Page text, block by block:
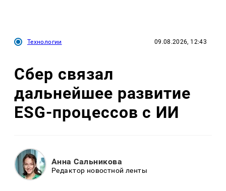
Технологии 09.08.2026, 12:43
Сбер связал
дальнейшее развитие
ESG-процессов с ИИ
Анна Сальникова
Редактор новостной ленты